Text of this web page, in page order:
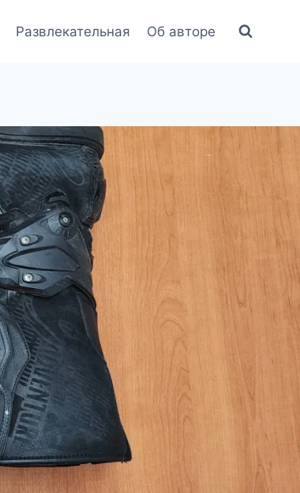
Развлекательная Об авторе